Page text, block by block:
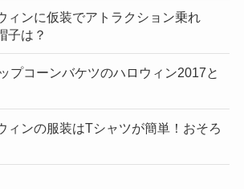
ィンに仮装でアトラクション乗れ
子は？
プコーンバケツのハロウィン2017と
ィンの服装はTシャツが簡単！おそろ